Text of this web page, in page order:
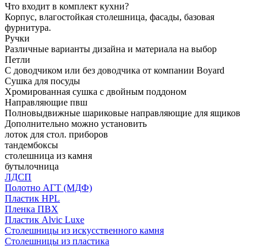
Что входит в комплект кухни?
Корпус, влагостойкая столешница, фасады, базовая
фурнитура.
Ручки
Различные варианты дизайна и материала на выбор
Петли
С доводчиком или без доводчика от компании Boyard
Сушка для посуды
Хромированная сушка с двойным поддоном
Направляющие пвш
Полновыдвижные шариковые направляющие для ящиков
Дополнительно можно установить
лоток для стол. приборов
тандембоксы
столешница из камня
бутылочница
ЛДСП
Полотно АГТ (МДФ)
Пластик HPL
Пленка ПВХ
Пластик Alvic Luxe
Столешницы из искусственного камня
Столешницы из пластика